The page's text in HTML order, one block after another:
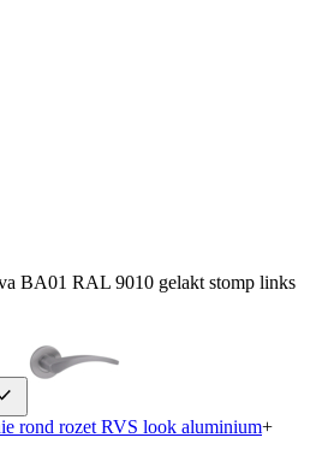
BA01 RAL 9010 gelakt stomp links
rond rozet RVS look aluminium+